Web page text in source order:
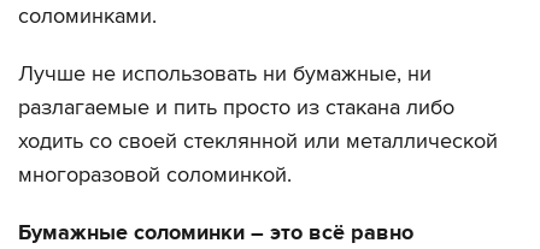
соломинками.
Лучше не использовать ни бумажные, ни
разлагаемые и пить просто из стакана либо
ходить со своей стеклянной или металлической
многоразовой соломинкой.
Бумажные соломинки – это всё равно